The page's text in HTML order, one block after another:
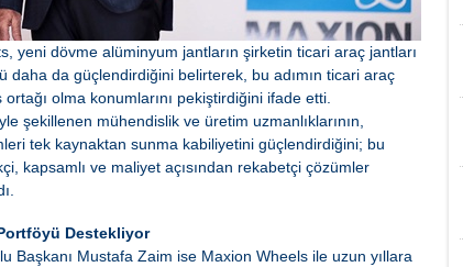
yeni dövme alüminyum jantların şirketin ticari araç jantları
daha da güçlendirdiğini belirterek, bu adımın ticari araç
olma konumlarını pekiştirdiğini ifade etti.
şekillenen mühendislik ve üretim uzmanlıklarının,
tek kaynaktan sunma kabiliyetini güçlendirdiğini; bu
kapsamlı ve maliyet açısından rekabetçi çözümler
Destekliyor
Başkanı Mustafa Zaim ise Maxion Wheels ile uzun yıllara